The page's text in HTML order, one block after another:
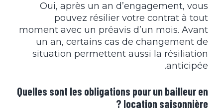
Oui, après un an d’engagement, vous
pouvez résilier votre contrat à tout
moment avec un préavis d’un mois. Avant
un an, certains cas de changement de
situation permettent aussi la résiliation
anticipée.
Quelles sont les obligations pour un bailleur en
location saisonnière ?